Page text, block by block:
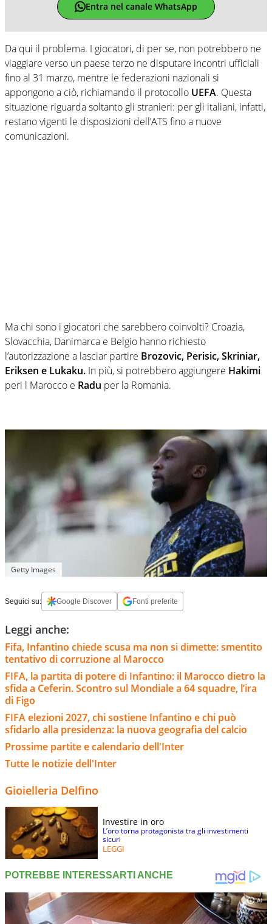
Entra nel canale WhatsApp
Da qui il problema. I giocatori, di per se, non potrebbero ne
viaggiare verso un paese terzo ne disputare incontri ufficiali
fino al 31 marzo, mentre le federazioni nazionali si
appongono a ciò, richiamando il protocollo UEFA. Questa
situazione riguarda soltanto gli stranieri: per gli italiani, infatti,
restano vigenti le disposizioni dell’ATS fino a nuove
comunicazioni.
Ma chi sono i giocatori che sarebbero coinvolti? Croazia,
Slovacchia, Danimarca e Belgio hanno richiesto
l’autorizzazione a lasciar partire Brozovic, Perisic, Skriniar,
Eriksen e Lukaku. In più, si potrebbero aggiungere Hakimi
peri l Marocco e Radu per la Romania.
Getty Images
Seguici su: Google Discover Fonti preferite
Leggi anche:
Fifa, Infantino chiede scusa ma non si dimette: smentito
tentativo di corruzione al Marocco
FIFA, la partita di potere di Infantino: il Marocco dietro la
sfida a Ceferin. Scontro sul Mondiale a 64 squadre, l’ira
di Figo
FIFA elezioni 2027, chi sostiene Infantino e chi può
sfidarlo alla presidenza: la nuova geografia del calcio
Prossime partite e calendario dell'Inter
Tutte le notizie dell'Inter
Gioielleria Delfino
Investire in oro
L’oro torna protagonista tra gli investimenti
sicuri
LEGGI